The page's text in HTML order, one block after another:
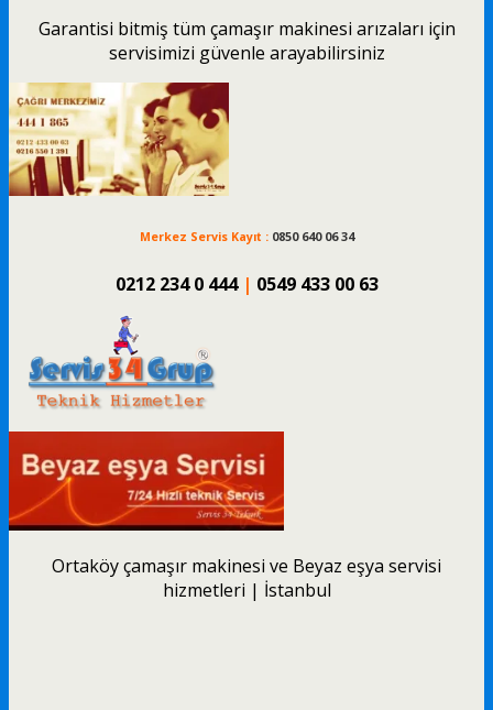
Garantisi bitmiş tüm çamaşır makinesi arızaları için
servisimizi güvenle arayabilirsiniz
Merkez Servis Kayıt : 0850 640 06 34
0212 234 0 444 | 0549 433 00 63
Ortaköy çamaşır makinesi ve Beyaz eşya servisi
hizmetleri | İstanbul